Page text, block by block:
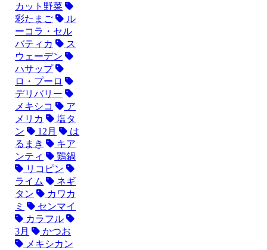
カット野菜
彩たまご
ル
ーコラ・セル
バティカ
ス
ウェーデン
ハサップ
ロ・プーロ
デリバリー
メキシコ
ア
メリカ
塩タ
ン
12月
は
るまき
キア
ンティ
鶏鍋
リコピン
ライム
ネギ
タン
カワカ
ミ
センマイ
カラフル
3月
かつお
メキシカン